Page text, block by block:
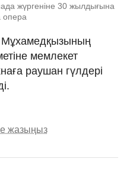
жүргеніне 30 жылдығына
опера
мемлекет
раушан гүлдері
жазыңыз